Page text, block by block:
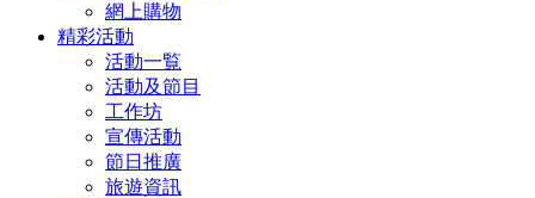
網上購物
精彩活動
活動一覧
活動及節目
工作坊
宣傳活動
節日推廣
旅遊資訊